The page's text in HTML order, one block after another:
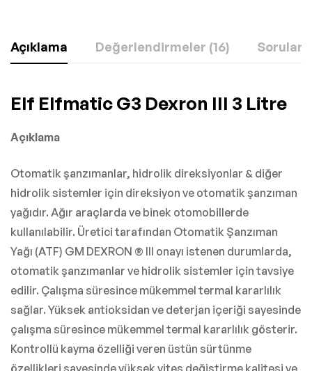
Açıklama Değerlendirmeler (16) Sorular
Elf Elfmatic G3 Dexron III 3 Litre
Açıklama
Otomatik şanzımanlar, hidrolik direksiyonlar & diğer
hidrolik sistemler için direksiyon ve otomatik şanzıman
yağıdır. Ağır araçlarda ve binek otomobillerde
kullanılabilir. Üretici tarafından Otomatik Şanzıman
Yağı (ATF) GM DEXRON ® III onayı istenen durumlarda,
otomatik şanzımanlar ve hidrolik sistemler için tavsiye
edilir. Çalışma süresince mükemmel termal kararlılık
sağlar. Yüksek antioksidan ve deterjan içeriği sayesinde
çalışma süresince mükemmel termal kararlılık gösterir.
Kontrollü kayma özelliği veren üstün sürtünme